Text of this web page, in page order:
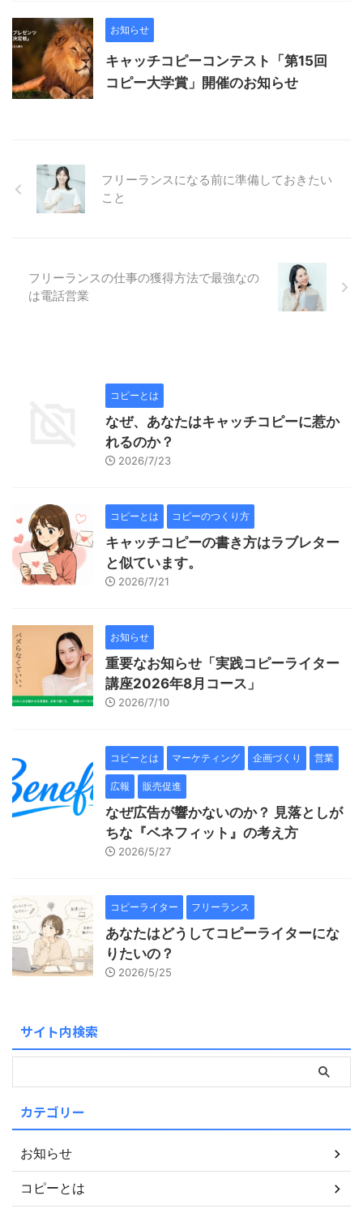
お知らせ
キャッチコピーコンテスト「第15回
コピー大学賞」開催のお知らせ
フリーランスになる前に準備しておきたい
こと
フリーランスの仕事の獲得方法で最強なの
は電話営業
コピーとは
なぜ、あなたはキャッチコピーに惹か
れるのか？
2026/7/23
コピーとは コピーのつくり方
キャッチコピーの書き方はラブレター
と似ています。
2026/7/21
お知らせ
重要なお知らせ「実践コピーライター
講座2026年8月コース」
2026/7/10
コピーとは マーケティング 企画づくり 営業
広報 販売促進
なぜ広告が響かないのか？ 見落としが
ちな『ベネフィット』の考え方
2026/5/27
コピーライター フリーランス
あなたはどうしてコピーライターにな
りたいの？
2026/5/25
サイト内検索
カテゴリー
お知らせ
コピーとは